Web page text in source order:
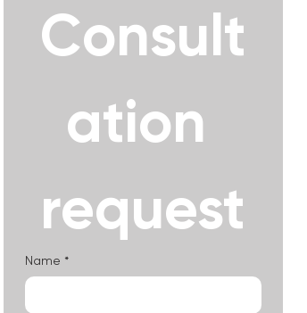
Consult
ation
request
Name *